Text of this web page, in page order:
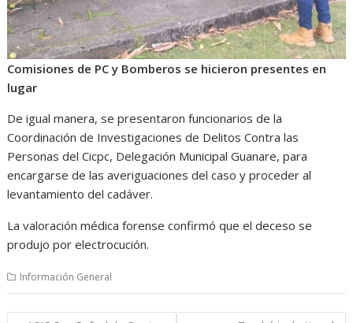
Comisiones de PC y Bomberos se hicieron presentes en
lugar
De igual manera, se presentaron funcionarios de la
Coordinación de Investigaciones de Delitos Contra las
Personas del Cicpc, Delegación Municipal Guanare, para
encargarse de las averiguaciones del caso y proceder al
levantamiento del cadáver.
La valoración médica forense confirmó que el deceso se
produjo por electrocución.
Información General